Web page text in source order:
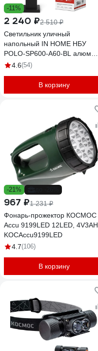
-11%
2 240 ₽2 510 ₽
Светильник уличный
напольный IN HOME НБУ
POLO-SP600-A60-BL алюм
под А60 Е27 600мм черный
4.6(54)
В корзину
-21%
967 ₽1 231 ₽
Фонарь-прожектор КОСМОС
Accu 9199LED 12LED, 4V3AH
KOCAccu9199LED
4.7(106)
В корзину